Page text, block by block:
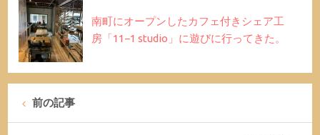
南町にオープンしたカフェ付きシェア工
房「11−1 studio」に遊びに行ってきた。
前の記事